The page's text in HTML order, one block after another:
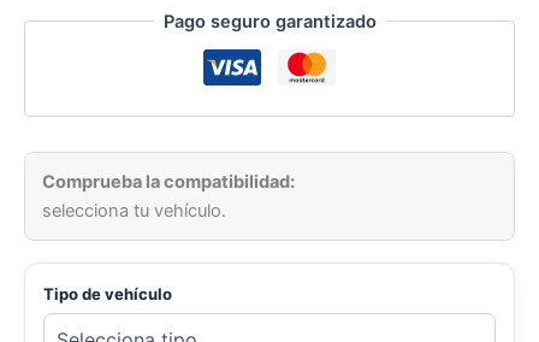
cantidad
Pago seguro garantizado
Comprueba la compatibilidad:
selecciona tu vehículo.
Tipo de vehículo